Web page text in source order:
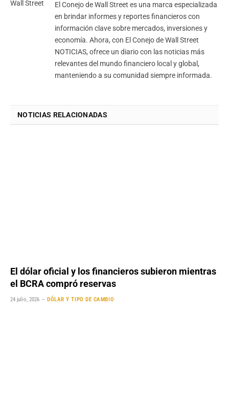
El Conejo de Wall Street es una marca especializada
en brindar informes y reportes financieros con
información clave sobre mercados, inversiones y
economía. Ahora, con El Conejo de Wall Street
NOTICIAS, ofrece un diario con las noticias más
relevantes del mundo financiero local y global,
manteniendo a su comunidad siempre informada.
NOTICIAS RELACIONADAS
El dólar oficial y los financieros subieron mientras
el BCRA compró reservas
24 julio, 2026 DÓLAR Y TIPO DE CAMBIO